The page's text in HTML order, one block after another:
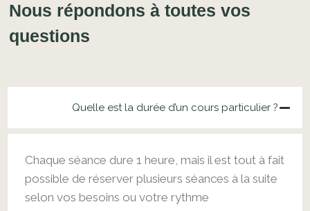
Nous répondons à toutes vos
questions
Quelle est la durée d’un cours particulier ?
Chaque séance dure 1 heure, mais il est tout à fait
possible de réserver plusieurs séances à la suite
selon vos besoins ou votre rythme